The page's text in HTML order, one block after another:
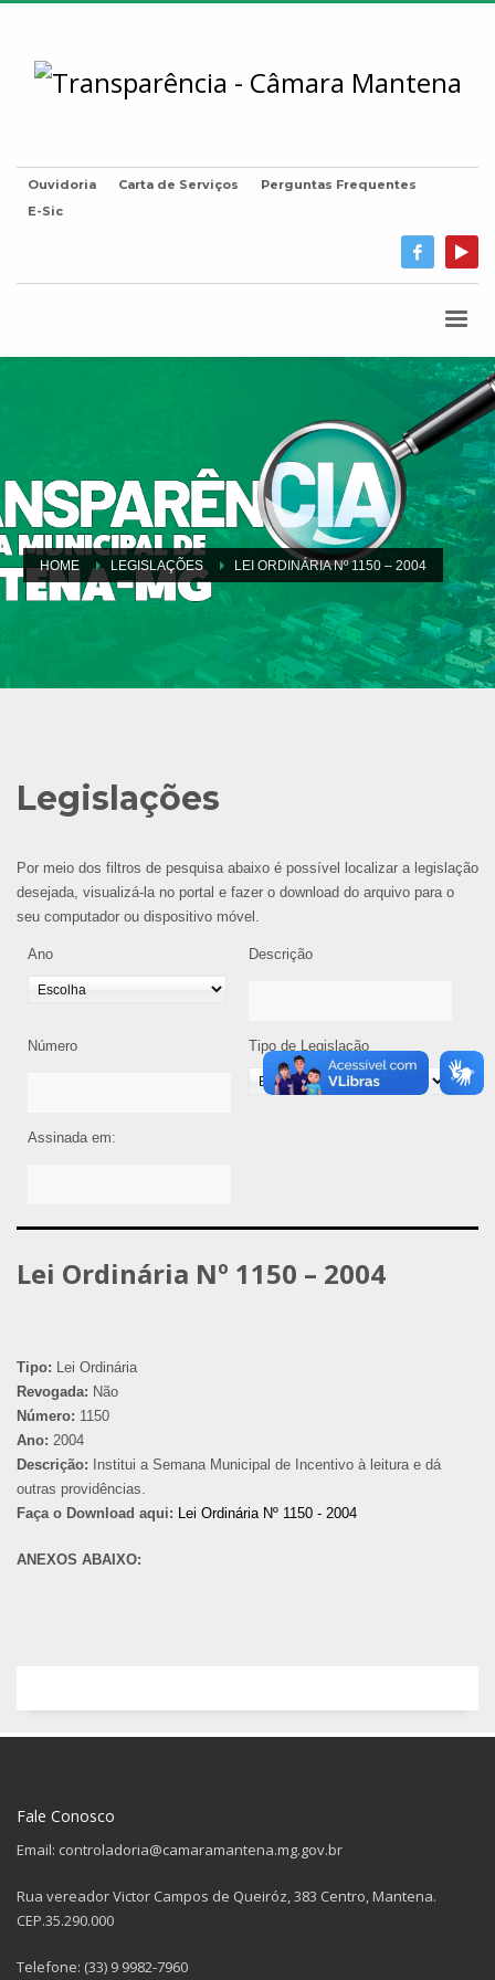
Ouvidoria Carta de Serviços
Perguntas Frequentes
E-Sic
HOME LEGISLAÇÕES LEI ORDINÁRIA Nº 1150 – 2004
Legislações
Por meio dos filtros de pesquisa abaixo é possível localizar a legislação
desejada, visualizá-la no portal e fazer o download do arquivo para o
seu computador ou dispositivo móvel.
Ano Descrição
Número Tipo de Legislação
Assinada em:
Lei Ordinária Nº 1150 – 2004
Tipo: Lei Ordinária
Revogada: Não
Número: 1150
Ano: 2004
Descrição: Institui a Semana Municipal de Incentivo à leitura e dá
outras providências.
Faça o Download aqui: Lei Ordinária Nº 1150 - 2004
ANEXOS ABAIXO:
Fale Conosco
Email: controladoria@camaramantena.mg.gov.br
Rua vereador Victor Campos de Queiróz, 383 Centro, Mantena.
CEP.35.290.000
Telefone: (33) 9 9982-7960